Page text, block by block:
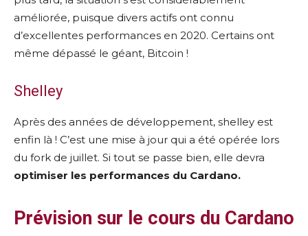
améliorée, puisque divers actifs ont connu
d’excellentes performances en 2020. Certains ont
même dépassé le géant, Bitcoin !
Shelley
Après des années de développement, shelley est
enfin là ! C’est une mise à jour qui a été opérée lors
du fork de juillet. Si tout se passe bien, elle devra
optimiser les performances du Cardano.
Prévision sur le cours du Cardano